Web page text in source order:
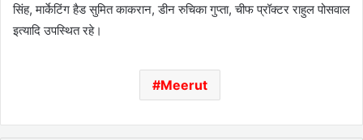
सिंह, मार्केटिंग हैड सुमित काकरान, डीन रुचिका गुप्ता, चीफ प्रॉक्टर राहुल पोसवाल
इत्यादि उपस्थित रहे।
Meerut